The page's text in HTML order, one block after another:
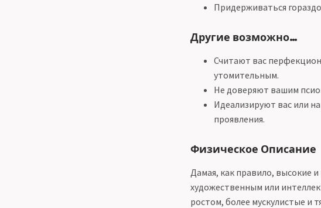
Придерживаться
Другие возможно…
Считают вас
утомительным.
Не доверяют вашим
Идеализируют вас или
проявления.
Физическое Описание
Дамая, как правило, высокие
художественным или
ростом, более мускулистые и